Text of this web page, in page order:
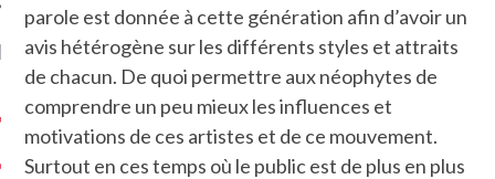
CRITIQUES
7.6
DUDE’S REV...
5.4
CLAN – A BE...
parole est donnée à cette génération afin d’avoir un
avis hétérogène sur les différents styles et attraits
de chacun. De quoi permettre aux néophytes de
comprendre un peu mieux les influences et
motivations de ces artistes et de ce mouvement.
Surtout en ces temps où le public est de plus en plus